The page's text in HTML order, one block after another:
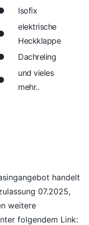
Isofix
elektrische
Heckklappe
Dachreling
und vieles
mehr..
handelt
07.2025,
weitere
folgendem Link: